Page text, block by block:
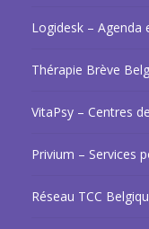
Logidesk – Agenda
Thérapie Brève
VitaPsy – Centres
Privium – Services
Réseau TCC